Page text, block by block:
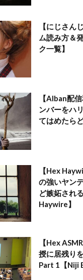
【にじさん
ム読み方＆
ク一覧】
【Alban配
ンバーをハ
てはめたら
【Hex
の強いヤン
ど嫉妬され
Haywire】
【Hex
授に居残り
Part 1【Niji